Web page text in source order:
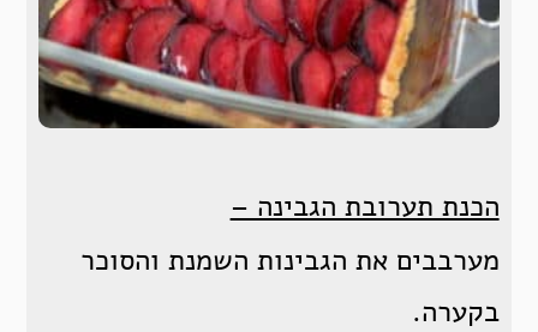
הכנת תערובת הגבינה –
מערבבים את הגבינות השמנת והסוכר
בקערה.